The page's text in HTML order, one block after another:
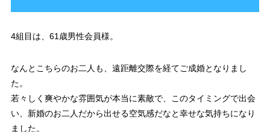
4組目は、61歳男性会員様。
なんとこちらのお二人も、遠距離交際を経てご成婚となりまし
た。
若々しく爽やかな雰囲気が本当に素敵で、このタイミングで出会
い、新婚のお二人だから出せる空気感だなと幸せな気持ちになり
ました。